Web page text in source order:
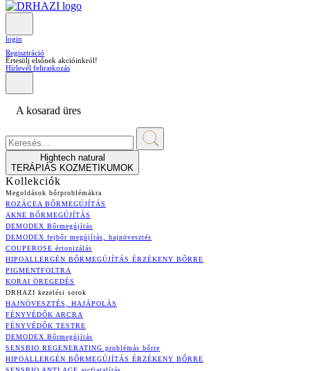
login
Regisztráció
Értesülj elsőnek akcióinkról!
Hírlevél feliratkozás
A kosarad üres
Hightech natural
TERÁPIÁS KOZMETIKUMOK
Kollekciók
Megoldások bőrproblémákra
ROZÁCEA BŐRMEGÚJÍTÁS
AKNE BŐRMEGÚJÍTÁS
DEMODEX Bőrmegújítás
DEMODEX fejbőr megújítás, hajnövesztés
COUPEROSE értonizálás
HIPOALLERGÉN BŐRMEGÚJÍTÁS ÉRZÉKENY BŐRRE
PIGMENTFOLTRA
KORAI ÖREGEDÉS
DRHAZI kezelési sorok
HAJNÖVESZTÉS, HAJÁPOLÁS
FÉNYVÉDŐK ARCRA
FÉNYVÉDŐK TESTRE
DEMODEX Bőrmegújítás
SENSBIO REGENERATING problémás bőrre
HIPOALLERGÉN BŐRMEGÚJÍTÁS ÉRZÉKENY BŐRRE